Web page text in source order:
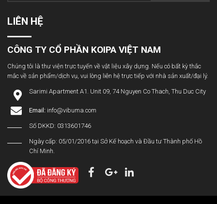
LIÊN HỆ
CÔNG TY CỔ PHẦN KOIPA VIỆT NAM
Chúng tôi là thư viện trực tuyến về vật liệu xây dựng. Nếu có bất kỳ thắc
mắc về sản phẩm/dịch vụ, vui lòng liên hệ trực tiếp với nhà sản xuất/đại lý.
Sarimi Apartment A1. Unit 09, 74 Nguyen Co Thach, Thu Duc City
Email: info@vibuma.com
Số DKKD: 0313601746
Ngày cấp: 05/01/2016 tại Sở Kế hoạch và Đầu tư Thành phố Hồ
Chí Minh.